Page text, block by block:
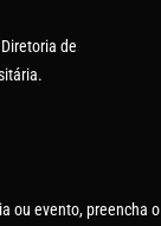
de
ou evento, preencha o